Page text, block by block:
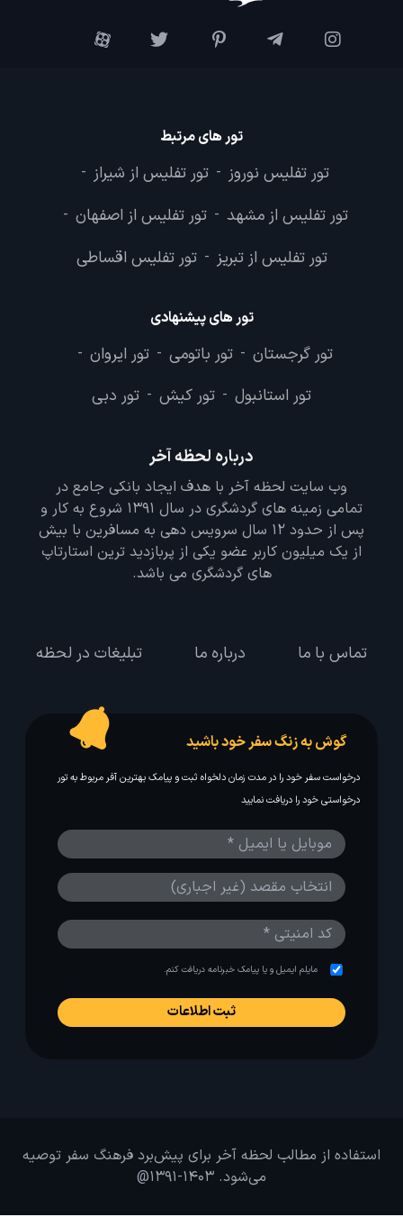
تور های مرتبط
تور تفلیس نوروز - تور تفلیس از شیراز -
تور تفلیس از مشهد - تور تفلیس از اصفهان -
تور تفلیس از تبریز - تور تفلیس اقساطی
تور های پیشنهادی
تور گرجستان - تور باتومی - تور ایروان -
تور استانبول - تور کیش - تور دبی
درباره لحظه آخر
وب سایت لحظه آخر با هدف ایجاد بانکی جامع در
تمامی زمینه های گردشگری در سال 1391 شروع به کار و
پس از حدود 12 سال سرویس دهی به مسافرین با بیش
از یک میلیون کاربر عضو یکی از پربازدید ترین استارتاپ
های گردشگری می باشد.
تماس با ما درباره ما تبلیغات در لحظه
گوش به زنگ سفر خود باشید
درخواست سفر خود را در مدت زمان دلخواه ثبت و پیامک بهترین آفر مربوط به تور
درخواستی خود را دریافت نمایید
مایلم ایمیل و یا پیامک خبرنامه دریافت کنم.
استفاده از مطالب لحظه آخر برای پیش‌برد فرهنگ سفر توصیه
می‌شود. 1403-1391@